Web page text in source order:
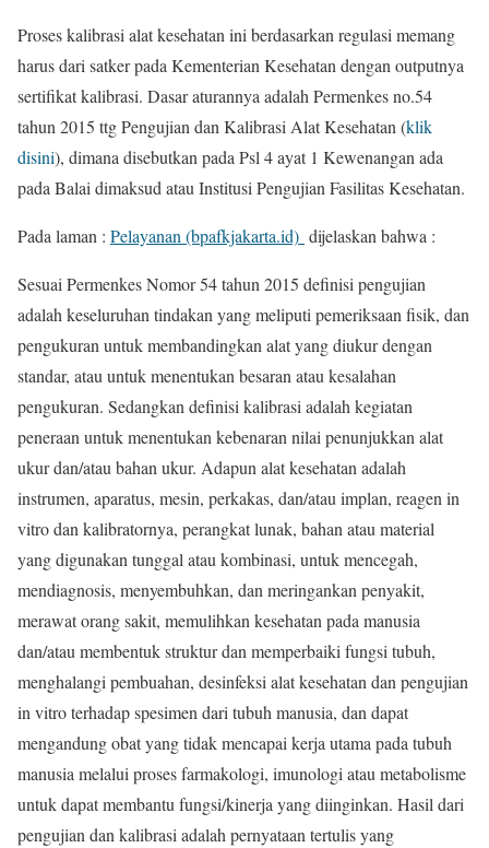
Proses kalibrasi alat kesehatan ini berdasarkan regulasi memang
harus dari satker pada Kementerian Kesehatan dengan outputnya
sertifikat kalibrasi. Dasar aturannya adalah Permenkes no.54
tahun 2015 ttg Pengujian dan Kalibrasi Alat Kesehatan (klik
disini), dimana disebutkan pada Psl 4 ayat 1 Kewenangan ada
pada Balai dimaksud atau Institusi Pengujian Fasilitas Kesehatan.
Pada laman : Pelayanan (bpafkjakarta.id) dijelaskan bahwa :
Sesuai Permenkes Nomor 54 tahun 2015 definisi pengujian
adalah keseluruhan tindakan yang meliputi pemeriksaan fisik, dan
pengukuran untuk membandingkan alat yang diukur dengan
standar, atau untuk menentukan besaran atau kesalahan
pengukuran. Sedangkan definisi kalibrasi adalah kegiatan
peneraan untuk menentukan kebenaran nilai penunjukkan alat
ukur dan/atau bahan ukur. Adapun alat kesehatan adalah
instrumen, aparatus, mesin, perkakas, dan/atau implan, reagen in
vitro dan kalibratornya, perangkat lunak, bahan atau material
yang digunakan tunggal atau kombinasi, untuk mencegah,
mendiagnosis, menyembuhkan, dan meringankan penyakit,
merawat orang sakit, memulihkan kesehatan pada manusia
dan/atau membentuk struktur dan memperbaiki fungsi tubuh,
menghalangi pembuahan, desinfeksi alat kesehatan dan pengujian
in vitro terhadap spesimen dari tubuh manusia, dan dapat
mengandung obat yang tidak mencapai kerja utama pada tubuh
manusia melalui proses farmakologi, imunologi atau metabolisme
untuk dapat membantu fungsi/kinerja yang diinginkan. Hasil dari
pengujian dan kalibrasi adalah pernyataan tertulis yang